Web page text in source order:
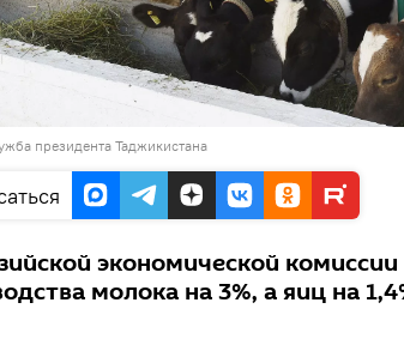
президента Таджикистана
экономической
молока на 3%, а яиц на